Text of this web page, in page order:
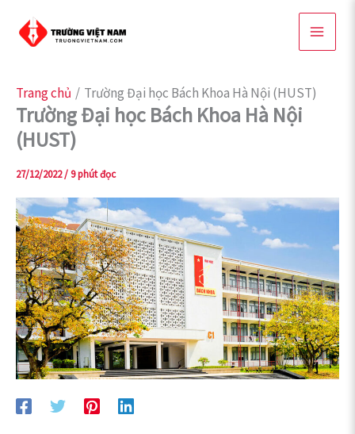
Trang chủ
Trường Đại học Bách Khoa Hà Nội (HUST)
Trường Đại học Bách Khoa Hà Nội
(HUST)
27/12/2022/ 9 phút đọc